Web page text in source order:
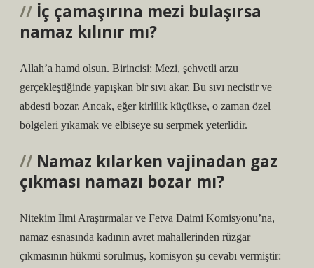
İç çamaşırına mezi bulaşırsa
namaz kılınır mı?
Allah’a hamd olsun. Birincisi: Mezi, şehvetli arzu
gerçekleştiğinde yapışkan bir sıvı akar. Bu sıvı necistir ve
abdesti bozar. Ancak, eğer kirlilik küçükse, o zaman özel
bölgeleri yıkamak ve elbiseye su serpmek yeterlidir.
Namaz kılarken vajinadan gaz
çıkması namazı bozar mı?
Nitekim İlmi Araştırmalar ve Fetva Daimi Komisyonu’na,
namaz esnasında kadının avret mahallerinden rüzgar
çıkmasının hükmü sorulmuş, komisyon şu cevabı vermiştir: